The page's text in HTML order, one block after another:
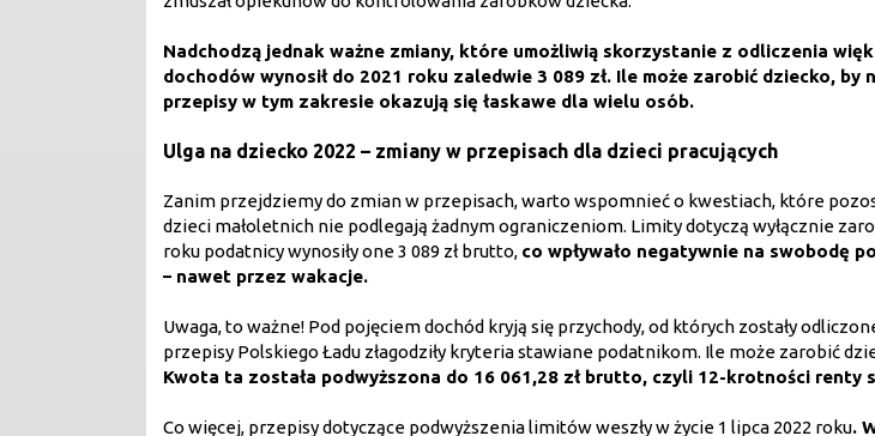
Nadchodzą jednak ważne zmiany, które umożliwią skorzystanie z odliczenia
dochodów wynosił do 2021 roku zaledwie 3 089 zł. Ile może zarobić dziecko, by
przepisy w tym zakresie okazują się łaskawe dla wielu osób.
Ulga na dziecko 2022 – zmiany w przepisach dla dzieci pracujących
Zanim przejdziemy do zmian w przepisach, warto wspomnieć o kwestiach, które
dzieci małoletnich nie podlegają żadnym ograniczeniom. Limity dotyczą wyłącznie
roku podatnicy wynosiły one 3 089 zł brutto, co wpływało negatywnie na swobodę
– nawet przez wakacje.
Uwaga, to ważne! Pod pojęciem dochód kryją się przychody, od których zostały
przepisy Polskiego Ładu złagodziły kryteria stawiane podatnikom. Ile może zarobić
Kwota ta została podwyższona do 16 061,28 zł brutto, czyli 12-krotności renty
Co więcej, przepisy dotyczące podwyższenia limitów weszły w życie 1 lipca 2022 roku.